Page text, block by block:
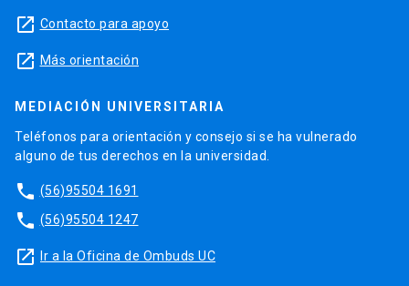
launch Contacto para apoyo
launch Más orientación
MEDIACIÓN UNIVERSITARIA
Teléfonos para orientación y consejo si se ha vulnerado
alguno de tus derechos en la universidad.
phone (56)95504 1691
phone (56)95504 1247
launch Ir a la Oficina de Ombuds UC